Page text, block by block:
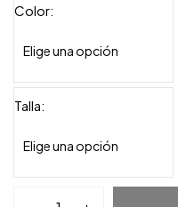
Color
Talla